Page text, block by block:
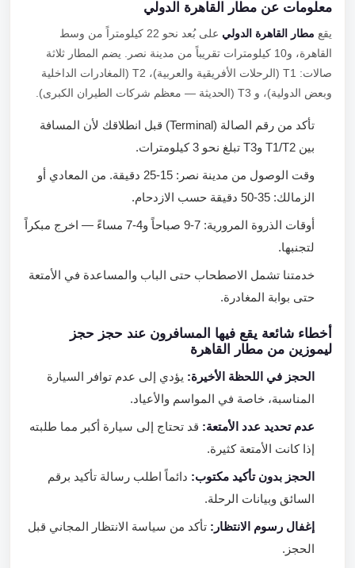
معلومات عن مطار القاهرة الدولي
يقعمطار القاهرة الدولي
على بُعد نحو 22 كيلومتراً من وسط
القاهرة، و10 كيلومترات تقريباً من مدينة نصر. يضم المطار ثلاثة
صالات: T1 (الرحلات الأفريقية والعربية)، T2 (المغادرات الداخلية
وبعض الدولية)، و T3 (الحديثة — معظم شركات الطيران الكبرى).
تأكد من رقم الصالة (Terminal) قبل انطلاقك لأن المسافة
بين T1/T2 وT3 تبلغ نحو 3 كيلومترات.
وقت الوصول من مدينة نصر: 15-25 دقيقة. من المعادي أو
الزمالك: 35-50 دقيقة حسب الازدحام.
أوقات الذروة المرورية: 7-9 صباحاً و4-7 مساءً — اخرج مبكراً
لتجنبها.
خدمتنا تشمل الاصطحاب حتى الباب والمساعدة في الأمتعة
حتى بوابة المغادرة.
أخطاء شائعة يقع فيها المسافرون عند حجز حجز
ليموزين من مطار القاهرة
الحجز في اللحظة الأخيرة:يؤدي إلى عدم توافر السيارة
المناسبة، خاصة في المواسم والأعياد.
عدم تحديد عدد الأمتعة:قد تحتاج إلى سيارة أكبر مما طلبته
إذا كانت الأمتعة كثيرة.
الحجز بدون تأكيد مكتوب:دائماً اطلب رسالة تأكيد برقم
السائق وبيانات الرحلة.
إغفال رسوم الانتظار:تأكد من سياسة الانتظار المجاني قبل
الحجز.